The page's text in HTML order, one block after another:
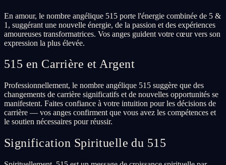
En amour, le nombre angélique 515 porte l'énergie combinée de 5 &
1, suggérant une nouvelle énergie, de la passion et des expériences
amoureuses transformatrices. Vos anges guident votre cœur vers son
expression la plus élevée.
515 en Carrière et Argent
Professionnellement, le nombre angélique 515 suggère que des
changements de carrière significatifs et de nouvelles opportunités se
manifestent. Faites confiance à votre intuition pour les décisions de
carrière — vos anges confirment que vous avez les compétences et
le soutien nécessaires pour réussir.
Signification Spirituelle du 515